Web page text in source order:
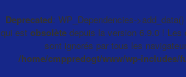
Deprecated: WP_Dependencies-
qui est obsolètedepuis la version 6.9.0 ! Les
sont ignorés par tous les
/home/cmppredogt/www/wp-includes/